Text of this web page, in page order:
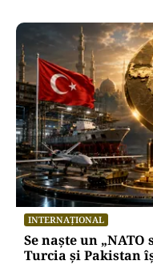
INTERNAȚIONAL
Se naște un
Turcia și Pakistan